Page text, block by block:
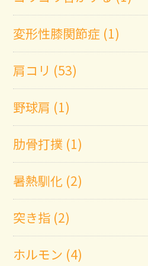
変形性膝関節症 (1)
肩コリ (53)
野球肩 (1)
肋骨打撲 (1)
暑熱馴化 (2)
突き指 (2)
ホルモン (4)